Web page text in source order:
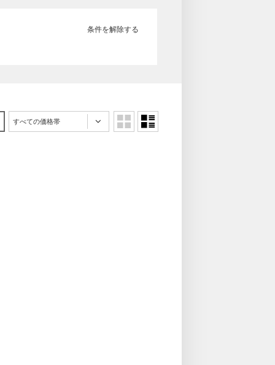
条件を解除する
すべての価格帯